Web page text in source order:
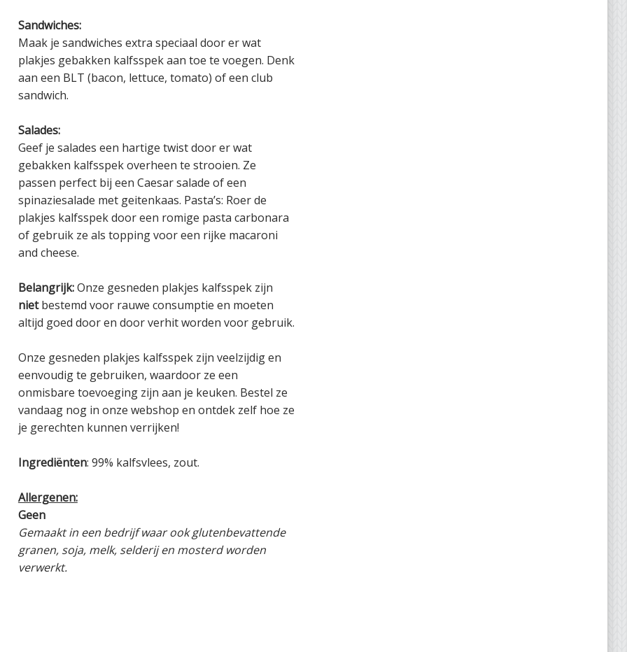
Sandwiches:
Maak je sandwiches extra speciaal door er wat
plakjes gebakken kalfsspek aan toe te voegen. Denk
aan een BLT (bacon, lettuce, tomato) of een club
sandwich.
Salades:
Geef je salades een hartige twist door er wat
gebakken kalfsspek overheen te strooien. Ze
passen perfect bij een Caesar salade of een
spinaziesalade met geitenkaas. Pasta’s: Roer de
plakjes kalfsspek door een romige pasta carbonara
of gebruik ze als topping voor een rijke macaroni
and cheese.
Belangrijk:Onze gesneden plakjes kalfsspek zijn
nietbestemd voor rauwe consumptie en moeten
altijd goed door en door verhit worden voor gebruik.
Onze gesneden plakjes kalfsspek zijn veelzijdig en
eenvoudig te gebruiken, waardoor ze een
onmisbare toevoeging zijn aan je keuken. Bestel ze
vandaag nog in onze webshop en ontdek zelf hoe ze
je gerechten kunnen verrijken!
Ingrediënten: 99% kalfsvlees, zout.
Allergenen:
Geen
Gemaakt in een bedrijf waar ook glutenbevattende
granen, soja, melk, selderij en mosterd worden
verwerkt.